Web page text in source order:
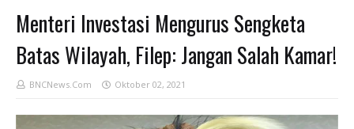
Menteri Investasi Mengurus Sengketa
Batas Wilayah, Filep: Jangan Salah Kamar!
BNCNews.Com Oktober 02, 2021